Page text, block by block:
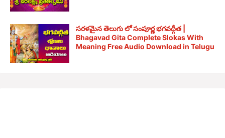
సరళమైన తెలుగు లో సంపూర్ణ భగవద్గీత |
Bhagavad Gita Complete Slokas With
Meaning Free Audio Download in Telugu